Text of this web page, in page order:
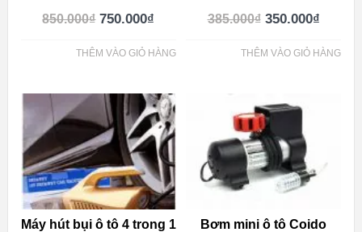
850.000₫ 750.000₫
THÊM VÀO GIỎ HÀNG
385.000₫ 350.000₫
THÊM VÀO GIỎ HÀNG
Máy hút bụi ô tô 4 trong 1
Bơm mini ô tô Coido